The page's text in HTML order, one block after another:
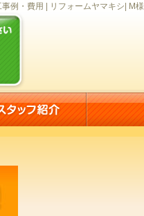
例・費用 | リフォームヤマキシ| M様